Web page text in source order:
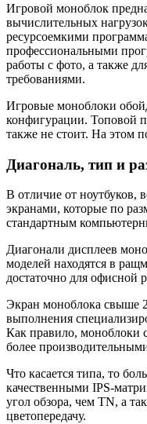
Игровой моноблок
вычислительных
ресурсоемкими
профессиональными
работы с фото, а также
требованиями.
Игровые моноблоки
конфигурации. Топовой
также не стоит. На этом
Диагональ, тип и
В отличие от ноутбуков,
экранами, которые по
стандартным
Диагонали дисплеев
моделей находятся в
достаточно для офисной
Экран моноблока свыше
выполнения
Как правило, моноблоки
более
Что касается типа, то
качественными IPS-
угол обзора, чем TN, а
цветопередачу.